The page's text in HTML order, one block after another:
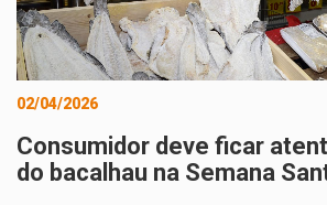
02/04/2026
Consumidor deve ficar
do bacalhau na Semana